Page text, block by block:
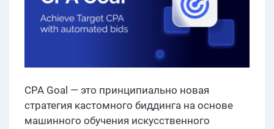
CPA Goal — это принципиально новая
стратегия кастомного биддинга на основе
машинного обучения искусственного